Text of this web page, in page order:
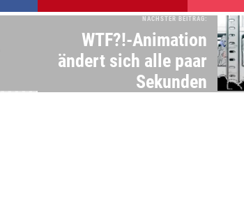
NÄCHSTER BEITRAG:
WTF?!-Animation
ändert sich alle paar
Sekunden